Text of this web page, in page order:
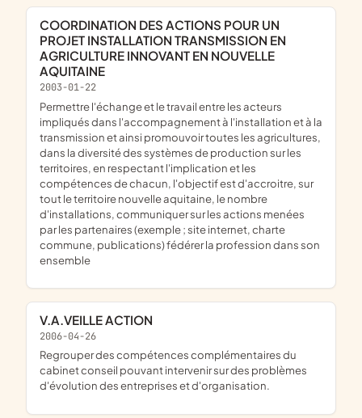
COORDINATION DES ACTIONS POUR UN
PROJET INSTALLATION TRANSMISSION EN
AGRICULTURE INNOVANT EN NOUVELLE
AQUITAINE
2003-01-22
permettre l'échange et le travail entre les acteurs
impliqués dans l'accompagnement à l'installation et à la
transmission et ainsi promouvoir toutes les agricultures,
dans la diversité des systèmes de production sur les
territoires, en respectant l'implication et les
compétences de chacun, l'objectif est d'accroitre, sur
tout le territoire nouvelle aquitaine, le nombre
d'installations, communiquer sur les actions menées
par les partenaires (exemple ; site internet, charte
commune, publications) fédérer la profession dans son
ensemble
V.A.VEILLE ACTION
2006-04-26
regrouper des compétences complémentaires du
cabinet conseil pouvant intervenir sur des problèmes
d'évolution des entreprises et d'organisation.